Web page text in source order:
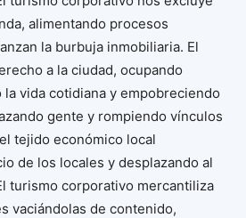
alimentando procesos
la burbuja inmobiliaria. El
a la ciudad, ocupando
vida cotidiana y empobreciendo
gente y rompiendo vínculos
tejido económico local
de los locales y desplazando al
turismo corporativo mercantiliza
vaciándolas de contenido,